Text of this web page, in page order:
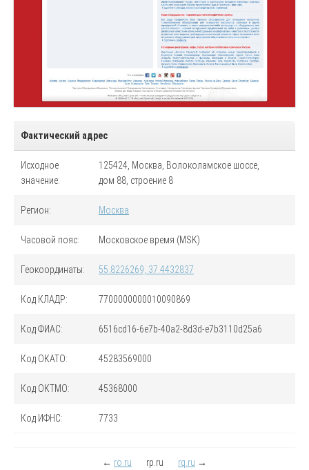
Фактический адрес
Исходное
значение:
125424, Москва, Волоколамское шоссе,
дом 88, строение 8
Регион: Москва
Часовой пояс: Московское время (MSK)
Геокоординаты: 55.8226269, 37.4432837
Код КЛАДР: 7700000000010090869
КодФИАС: 6516cd16-6e7b-40a2-8d3d-e7b3110d25a6
Код ОКАТО: 45283569000
Код ОКТМО: 45368000
Код ИФНС: 7733
← ro.ru rp.ru rq.ru →